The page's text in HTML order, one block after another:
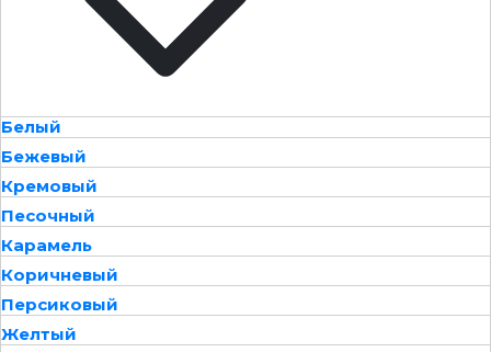
Белый
Бежевый
Кремовый
Песочный
Карамель
Коричневый
Персиковый
Желтый